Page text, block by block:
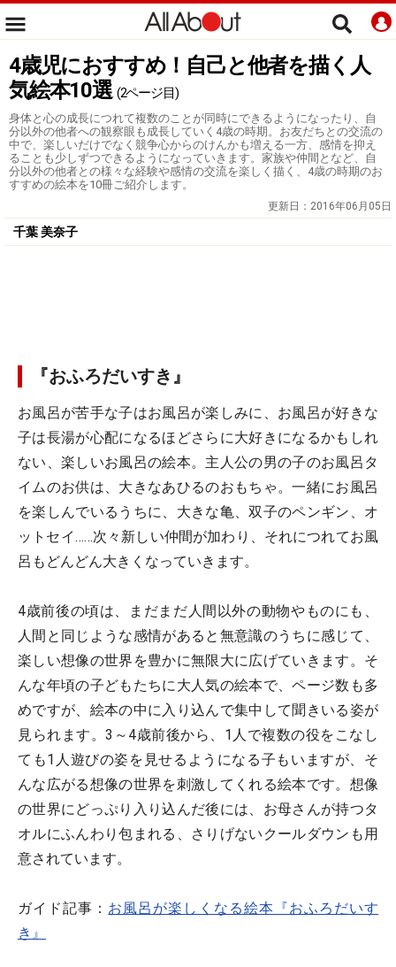
4歳児におすすめ！自己と他者を描く人
気絵本10選 (2ページ目)
身体と心の成長につれて複数のことが同時にできるようになったり、自
分以外の他者への観察眼も成長していく4歳の時期。お友だちとの交流の
中で、楽しいだけでなく競争心からのけんかも増える一方、感情を抑え
ることも少しずつできるようになっていきます。家族や仲間となど、自
分以外の他者との様々な経験や感情の交流を楽しく描く、4歳の時期のお
すすめの絵本を10冊ご紹介します。
更新日： 2016年06月05日
千葉 美奈子
『おふろだいすき』
お風呂が苦手な子はお風呂が楽しみに、お風呂が好きな
子は長湯が心配になるほどさらに大好きになるかもしれ
ない、楽しいお風呂の絵本。主人公の男の子のお風呂タ
イムのお供は、大きなあひるのおもちゃ。一緒にお風呂
を楽しんでいるうちに、大きな亀、双子のペンギン、オ
ットセイ……次々新しい仲間が加わり、それにつれてお風
呂もどんどん大きくなっていきます。
4歳前後の頃は、まだまだ人間以外の動物やものにも、
人間と同じような感情があると無意識のうちに感じて、
楽しい想像の世界を豊かに無限大に広げていきます。そ
んな年頃の子どもたちに大人気の絵本で、ページ数も多
めですが、絵本の中に入り込んで集中して聞きいる姿が
見られます。3～4歳前後から、1人で複数の役をこなし
ても1人遊びの姿を見せるようになる子もいますが、そ
んな広がる想像の世界を刺激してくれる絵本です。想像
の世界にどっぷり入り込んだ後には、お母さんが持つタ
オルにふんわり包まれる、さりげないクールダウンも用
意されています。
ガイド記事： お風呂が楽しくなる絵本『おふろだいす
き』